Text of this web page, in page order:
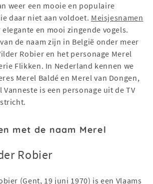
weer een mooie en populaire
daar niet aan voldoet. Meisjesnamen
en mooi zingende vogels.
de naam zijn in België onder meer
Robier en het personage Merel
Flikken. In Nederland kennen we
Merel Baldé en Merel van Dongen,
is een personage uit de TV
met de naam Merel
Robier
(Gent, 19 juni 1970) is een Vlaams